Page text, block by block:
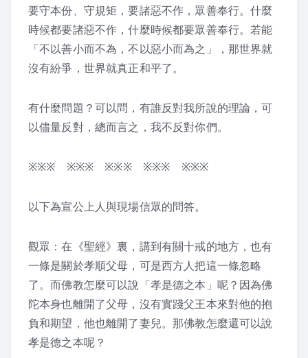
迴響
一份最好的禮物
我們能給孩子什麼？
生活中的弟子規
弟子規教案
1. 入則孝
2. 出則弟
3. 謹
4. 信
要守本份、守規矩，要諸惡不作，眾善奉行。什麼
時候都要諸惡不作，什麼時候都要眾善奉行。若能
「不以善小而不為，不以惡小而為之」，那世界就
沒有紛爭，世界就真正和平了。
有什麼問題？可以問，有誰反對我所說的理論，可
以儘量反對，總而言之，我不反對你們。
※※※ ※※※ ※※※ ※※※ ※※※
以下為宣公上人與現場信眾的問答。
觀眾：在《聖經》裏，講到有關十戒的地方，也有
一條是關於孝順父母，可是西方人把這一條忽略
了。而佛教怎麼可以說「孝是德之本」呢？因為佛
陀本身也離開了父母，沒有實踐父王本來對他的抱
負和期望，他也離開了妻兒。那佛教怎麼還可以說
孝是德之本呢？